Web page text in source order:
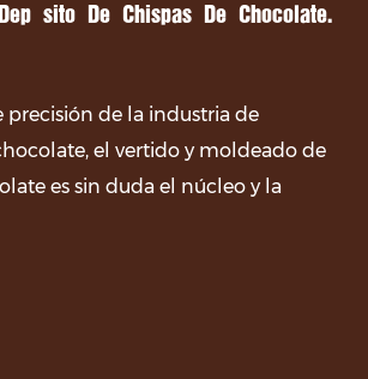
De Chispas De Chocolate.
precisión de la industria de
el vertido y moldeado de
es sin duda el núcleo y la